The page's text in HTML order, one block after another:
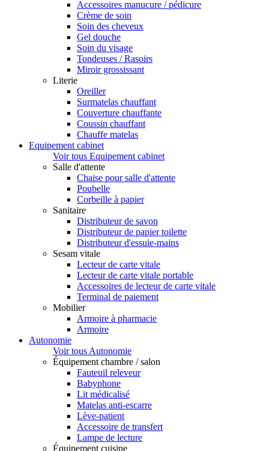
Accessoires manucure / pédicure
Crème de soin
Soin des cheveux
Gel douche
Soin du visage
Tondeuses / Rasoirs
Miroir grossissant
Literie
Oreiller
Surmatelas chauffant
Couverture chauffante
Coussin chauffant
Chauffe matelas
Equipement cabinet
Voir tous Equipement cabinet
Salle d'attente
Chaise pour salle d'attente
Poubelle
Corbeille à papier
Sanitaire
Distributeur de savon
Distributeur de papier toilette
Distributeur d'essuie-mains
Sesam vitale
Lecteur de carte vitale
Lecteur de carte vitale portable
Accessoires de lecteur de carte vitale
Terminal de paiement
Mobilier
Armoire à pharmacie
Armoire
Autonomie
Voir tous Autonomie
Équipement chambre / salon
Fauteuil releveur
Babyphone
Lit médicalisé
Matelas anti-escarre
Lève-patient
Accessoire de transfert
Lampe de lecture
Équipement cuisine